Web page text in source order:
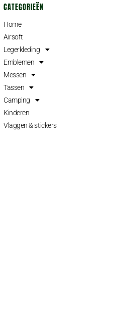
CATEGORIEËN
Home
Airsoft
Legerkleding
Emblemen
Messen
Tassen
Camping
Kinderen
Vlaggen & stickers